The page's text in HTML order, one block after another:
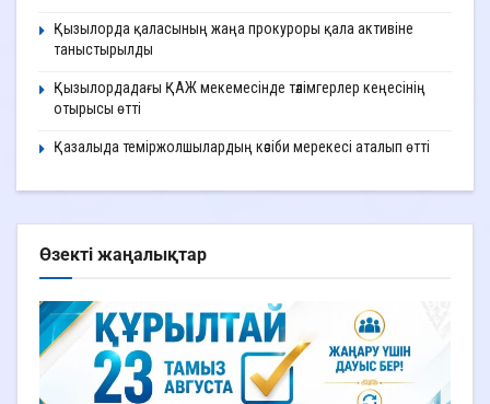
Қызылорда қаласының жаңа прокуроры қала активіне
таныстырылды
Қызылордадағы ҚАЖ мекемесінде тәлімгерлер кеңесінің
отырысы өтті
Қазалыда теміржолшылардың кәсіби мерекесі аталып өтті
Өзекті жаңалықтар